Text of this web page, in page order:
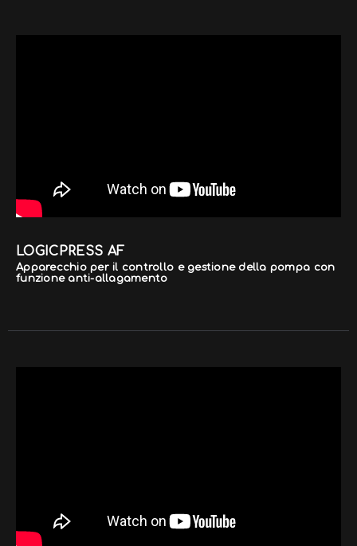
LOGICPRESS AF
Apparecchio per il controllo e gestione della pompa con
funzione anti-allagamento